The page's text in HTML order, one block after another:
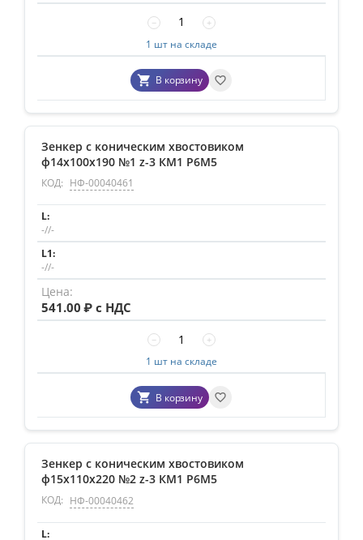
+
−
1 шт на складе
В корзину
Зенкер с коническим хвостовиком
ф14х100х190 №1 z-3 КМ1 Р6М5
КОД: НФ-00040461
-//-
-//-
541.00 ₽ с НДС
+
−
1 шт на складе
В корзину
Зенкер с коническим хвостовиком
ф15х110х220 №2 z-3 КМ1 P6M5
КОД: НФ-00040462